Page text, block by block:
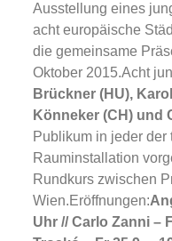
Ausstellung eines
acht europäische
die gemeinsame
Oktober 2015.Acht
Brückner (HU),
Könneker (CH) und
Publikum in jeder
Rauminstallation
Rundkurs zwischen
Wien.Eröffnungen:
Uhr //Carlo Zanni –